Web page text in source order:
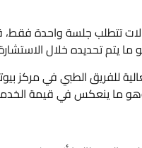
تتطلب جلسة واحدة فقط،
يتم تحديده خلال الاستشارة
للفريق الطبي في مركز
ما ينعكس في قيمة